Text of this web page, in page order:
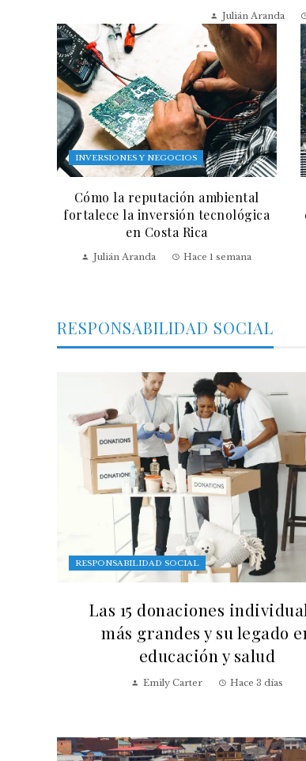
Julián Aranda
INVERSIONES Y NEGOCIOS
Cómo la reputación ambiental
fortalece la inversión tecnológica
en Costa Rica
Julián Aranda Hace 1 semana
RESPONSABILIDAD SOCIAL
RESPONSABILIDAD SOCIAL
Las 15 donaciones
más grandes y su legado
educación y salud
Emily Carter Hace 3 días